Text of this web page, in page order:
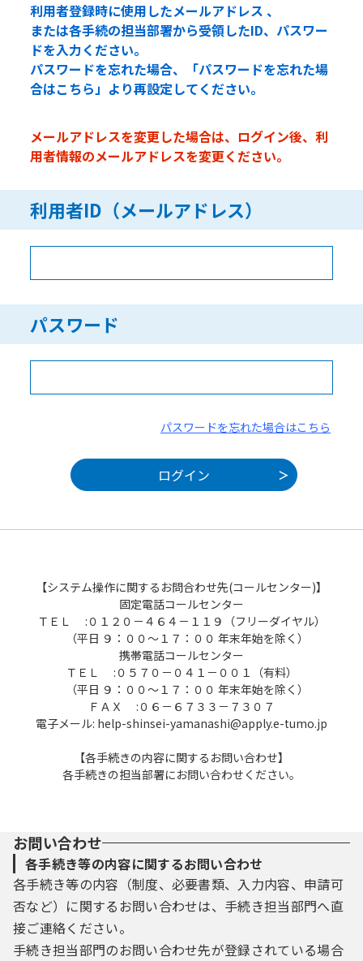
利用者登録時に使用したメールアドレス 、
または各手続の担当部署から受領したID、パスワー
ドを入力ください。
パスワードを忘れた場合、「パスワードを忘れた場
合はこちら」より再設定してください。
メールアドレスを変更した場合は、ログイン後、利
用者情報のメールアドレスを変更ください。
利用者ID（メールアドレス）
パスワード
パスワードを忘れた場合はこちら
【システム操作に関するお問合わせ先(コールセンター)】
固定電話コールセンター
ＴＥＬ :０１２０－４６４－１１９（フリーダイヤル）
（平日 ９：００～１７：００ 年末年始を除く）
携帯電話コールセンター
ＴＥＬ :０５７０－０４１－００１（有料）
（平日 ９：００～１７：００ 年末年始を除く）
ＦＡＸ :０６－６７３３－７３０７
電子メール: help-shinsei-yamanashi@apply.e-tumo.jp
【各手続きの内容に関するお問い合わせ】
各手続きの担当部署にお問い合わせください。
お問い合わせ
各手続き等の内容に関するお問い合わせ
各手続き等の内容（制度、必要書類、入力内容、申請可
否など）に関するお問い合わせは、手続き担当部門へ直
接ご連絡ください。
手続き担当部門のお問い合わせ先が登録されている場合